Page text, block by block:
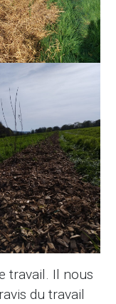
travail. Il nous
du travail